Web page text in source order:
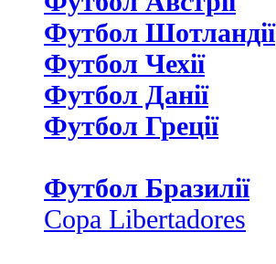
Футбол Шотландії
Футбол Чехії
Футбол Данії
Футбол Греції
Футбол Бразилії
Copa Libertadores